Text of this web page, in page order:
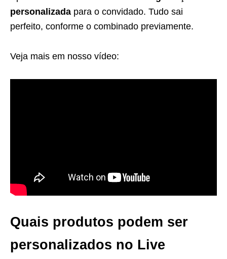
personalizada para o convidado. Tudo sai
perfeito, conforme o combinado previamente.
Veja mais em nosso vídeo:
Quais produtos podem ser
personalizados no Live